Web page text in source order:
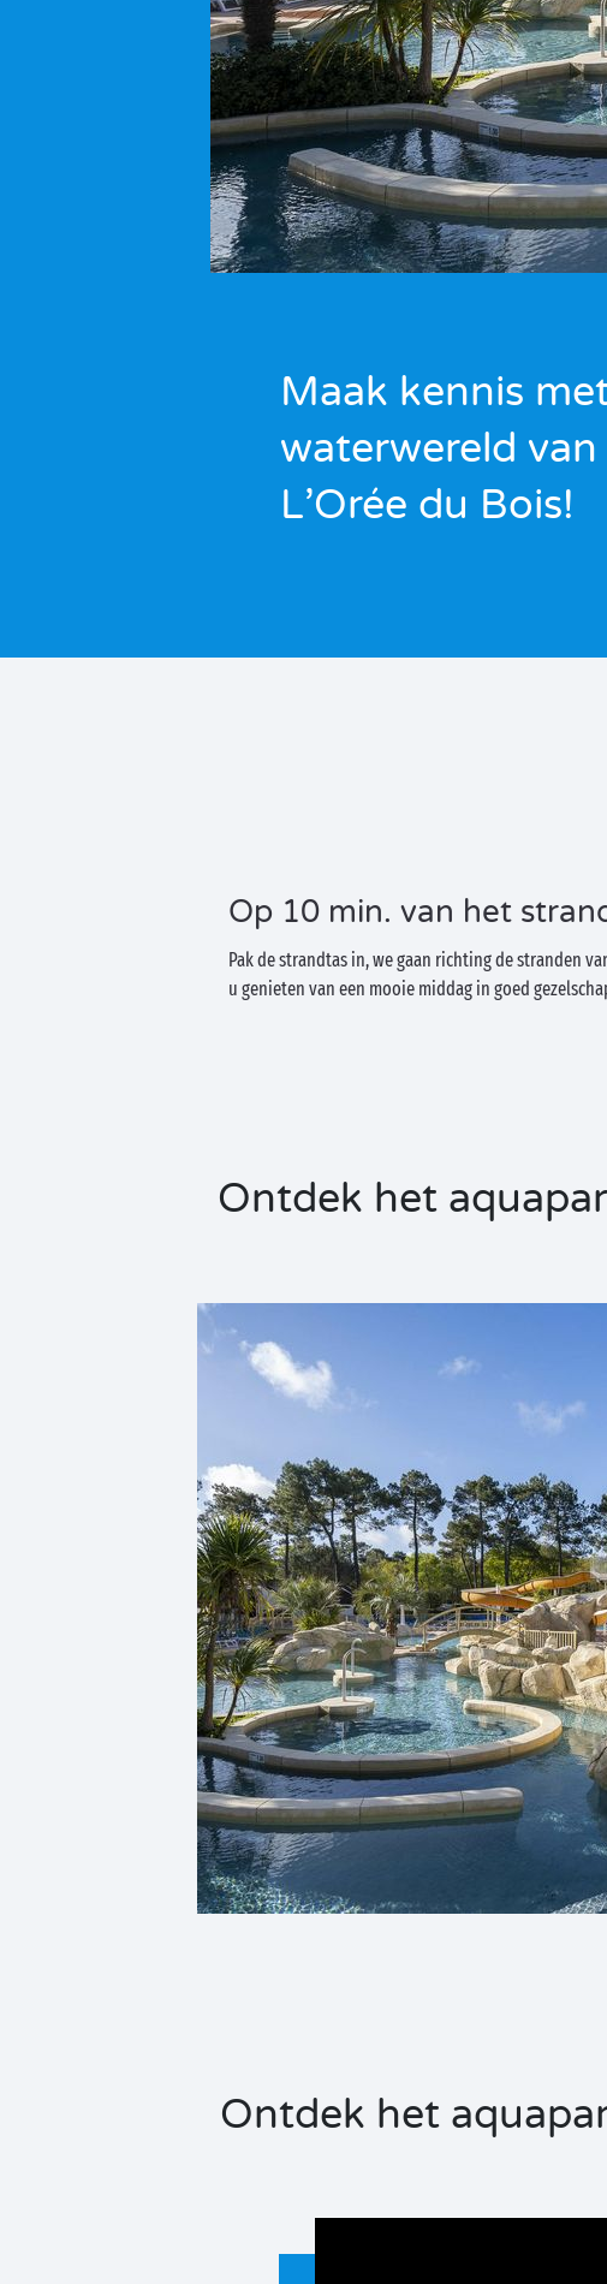
Maak kennis
waterwereld
L’Orée du Bois!
Op 10 min. van het
Pak de strandtas in, we gaan richting de stranden
u genieten van een mooie middag in goed
Ontdek het
Ontdek het